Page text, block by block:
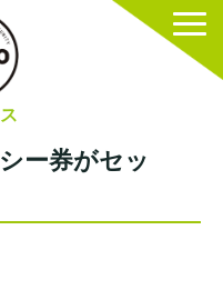
ー券がセッ